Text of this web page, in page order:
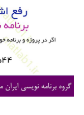
ی